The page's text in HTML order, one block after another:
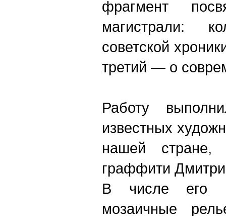
фрагмент
магистрали:
советской
третий — о
Работу
известных
нашей стране,
граффити
В числе его
мозаичные